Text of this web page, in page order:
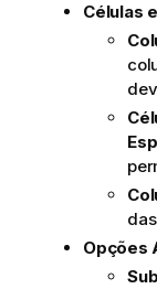
Células
Opções